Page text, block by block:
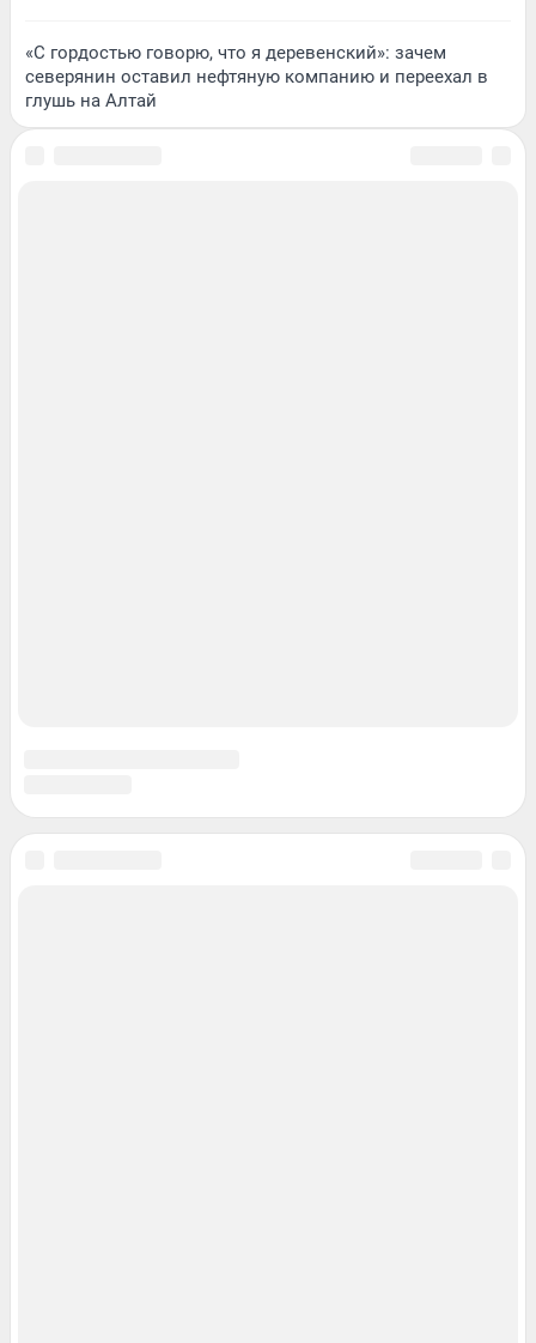
«С гордостью говорю, что я деревенский»: зачем
северянин оставил нефтяную компанию и переехал в
глушь на Алтай